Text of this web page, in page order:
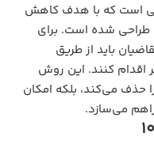
است که با هدف کاهش
طراحی شده است. برای
باید از طریق
اقدام کنند. این روش
حذف می‌کند، بلکه امکان
می‌سازد.